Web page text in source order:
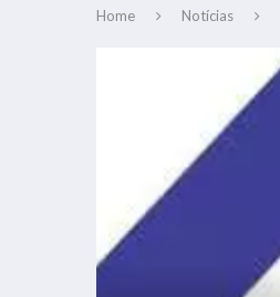
Home Notícias